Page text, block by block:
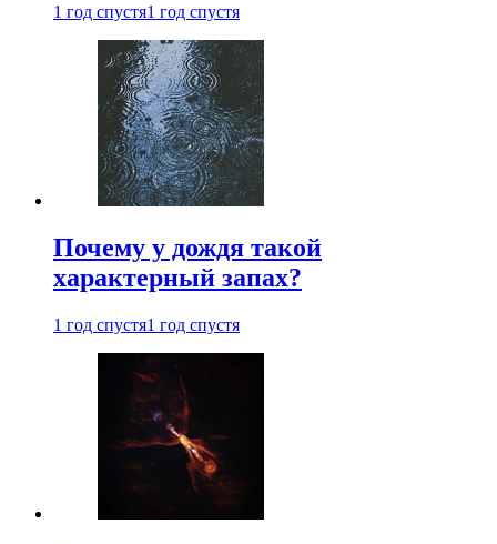
1 год спустя1 год спустя
Почему у дождя такой
характерный запах?
1 год спустя1 год спустя